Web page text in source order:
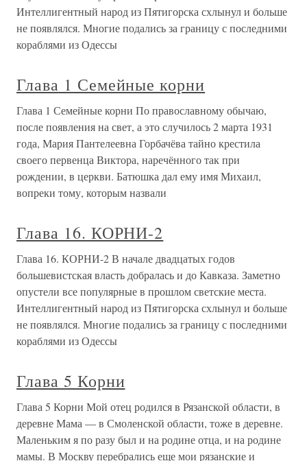
Интеллигентный народ из Пятигорска схлынул и больше
не появлялся. Многие подались за границу с последними
кораблями из Одессы
Глава 1 Семейные корни
Глава 1 Семейные корни По православному обычаю,
после появления на свет, а это случилось 2 марта 1931
года, Мария Пантелеевна Горбачёва тайно крестила
своего первенца Виктора, наречённого так при
рождении, в церкви. Батюшка дал ему имя Михаил,
вопреки тому, которым назвали
Глава 16. КОРНИ-2
Глава 16. КОРНИ-2 В начале двадцатых годов
большевистская власть добралась и до Кавказа. Заметно
опустели все популярные в прошлом светские места.
Интеллигентный народ из Пятигорска схлынул и больше
не появлялся. Многие подались за границу с последними
кораблями из Одессы
Глава 5 Корни
Глава 5 Корни Мой отец родился в Рязанской области, в
деревне Мама — в Смоленской области, тоже в деревне.
Маленьким я по разу был и на родине отца, и на родине
мамы. В Москву перебрались еще мои рязанские и